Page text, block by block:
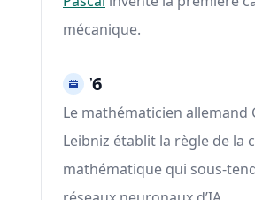
mécanique.
1676
Le mathématicien
Leibniz établit la règle de la
mathématique qui sous-